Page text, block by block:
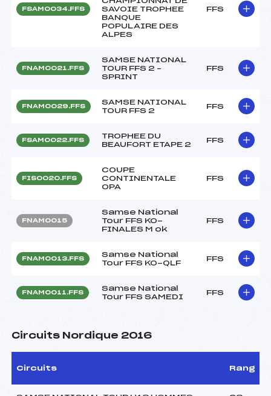
FSAM0034.FFS
SAVOIE TROPHEE
BANQUE
POPULAIRE DES
ALPES
FFS
FNAM0021.FFS
SAMSE NATIONAL
TOUR FFS 2 –
SPRINT
FFS
FNAM0029.FFS
SAMSE NATIONAL
TOUR FFS 2
FFS
FSAM0022.FFS
TROPHEE DU
BEAUFORT ETAPE 2
FFS
FIS0020.FFS
COUPE
CONTINENTALE
OPA
FFS
FNAM0015
Samse National
Tour FFS KO-
FINALES M ok
FFS
FNAM0013.FFS
Samse National
Tour FFS KO-QLF
FFS
FNAM0011.FFS
Samse National
Tour FFS SAMEDI
FFS
Circuits Nordique 2016
Circuits Rang